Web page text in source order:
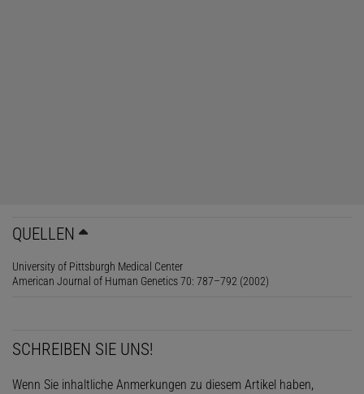
QUELLEN
University of Pittsburgh Medical Center
American Journal of Human Genetics 70: 787–792 (2002)
SCHREIBEN SIE UNS!
Wenn Sie inhaltliche Anmerkungen zu diesem Artikel haben,